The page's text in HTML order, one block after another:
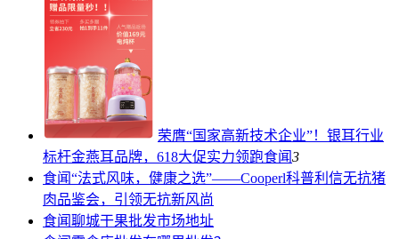
荣膺“国家高新技术企业”！银耳行业
标杆金燕耳品牌，618大促实力领跑食闻3
食闻“法式风味，健康之选”——Cooperl科普利信无抗猪
肉品鉴会，引领无抗新风尚
食闻聊城干果批发市场地址